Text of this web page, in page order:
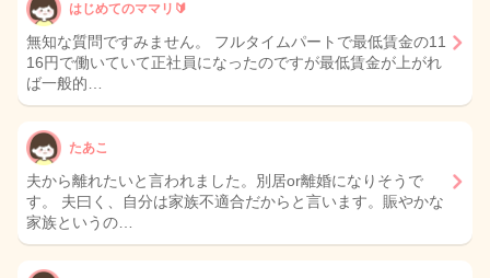
はじめてのママリ🔰
無知な質問ですみません。 フルタイムパートで最低賃金の11
16円で働いていて正社員になったのですが最低賃金が上がれ
ば一般的…
たあこ
夫から離れたいと言われました。別居or離婚になりそうで
す。 夫曰く、自分は家族不適合だからと言います。賑やかな
家族というの…